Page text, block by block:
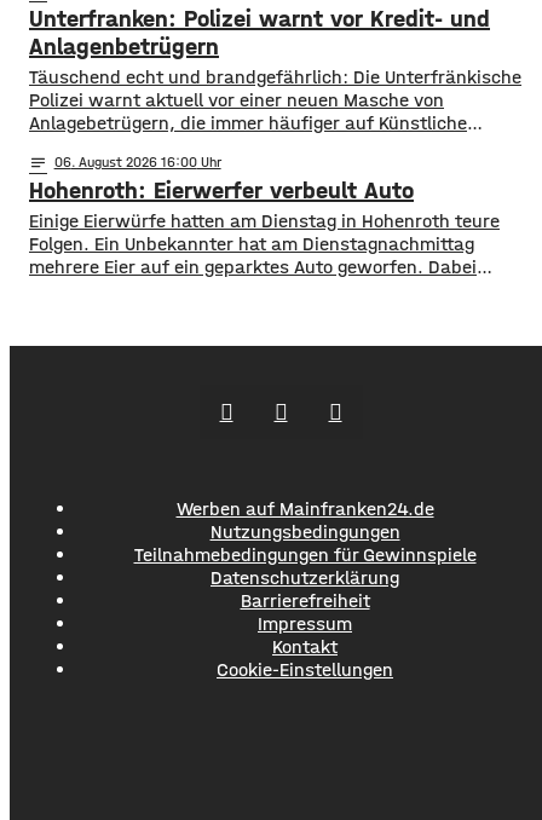
Die Projekte sollen den Entwicklungszielen des Landkreises
dienen und das Bürgerengagement des Schweinfurter
Lands stärken. Die Entwicklungsziele sind:
Daseinsvorsorge, sozialer Zusammenhalt,
Unterfranken: Polizei warnt vor Kredit- und
Anlagenbetrügern
​​Täuschend echt und brandgefährlich: Die Unterfränkische
Polizei warnt aktuell vor einer neuen Masche von
Anlagebetrügern, die immer häufiger auf Künstliche
Menschen aus der Region um ihr Erspartes gebracht. ​Laut
Polizei erstellen die Täter mithilfe von KI täuschen echte
Werbevideos oder fälschen Empfehlungen von prominenten
Persönlichkeiten. Ihr Ziel: echte
notes 06. August 2026 16:00
Hohenroth: Eierwerfer verbeult Auto
Einige Eierwürfe hatten am Dienstag in Hohenroth teure
Folgen. Ein Unbekannter hat am Dienstagnachmittag
mehrere Eier auf ein geparktes Auto geworfen. Dabei
Werben auf Mainfranken24.de
Nutzungsbedingungen
Teilnahmebedingungen für Gewinnspiele
Datenschutzerklärung
Barrierefreiheit
Impressum
Kontakt
Cookie-Einstellungen